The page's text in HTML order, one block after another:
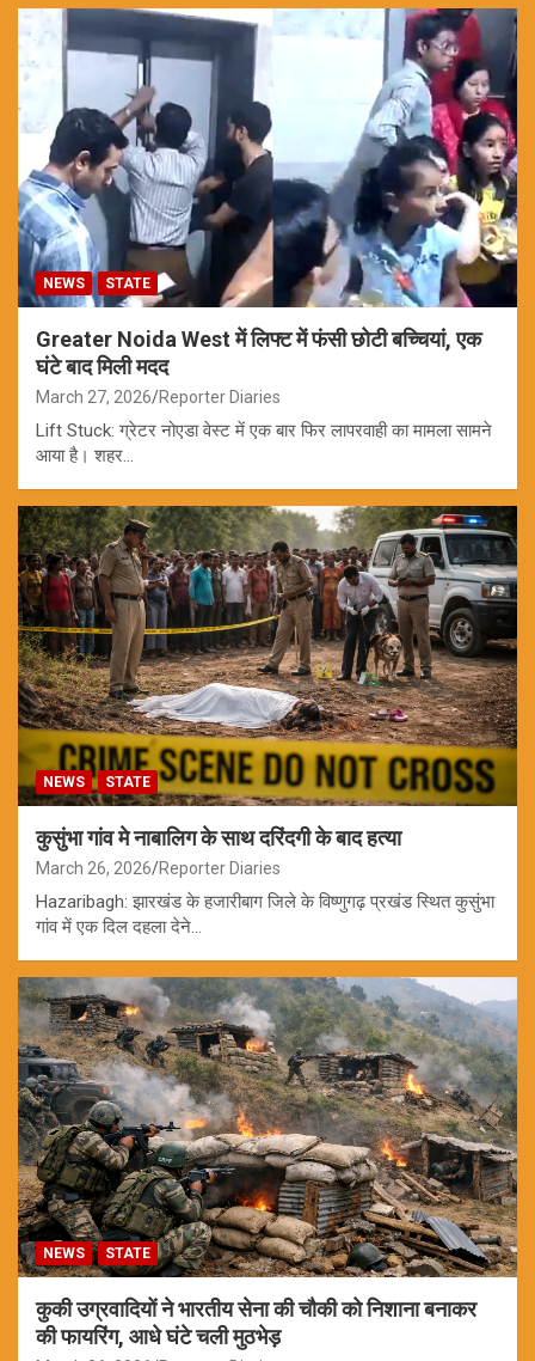
NEWS STATE
Greater Noida West में लिफ्ट में फंसी छोटी बच्चियां, एक
घंटे बाद मिली मदद
March 27, 2026 Reporter Diaries
Lift Stuck: ग्रेटर नोएडा वेस्ट में एक बार फिर लापरवाही का मामला सामने
आया है। शहर…
NEWS STATE
कुसुंभा गांव मे नाबालिग के साथ दरिंदगी के बाद हत्या
March 26, 2026 Reporter Diaries
Hazaribagh: झारखंड के हजारीबाग जिले के विष्णुगढ़ प्रखंड स्थित कुसुंभा
गांव में एक दिल दहला देने…
NEWS STATE
कुकी उग्रवादियों ने भारतीय सेना की चौकी को निशाना बनाकर
की फायरिंग, आधे घंटे चली मुठभेड़